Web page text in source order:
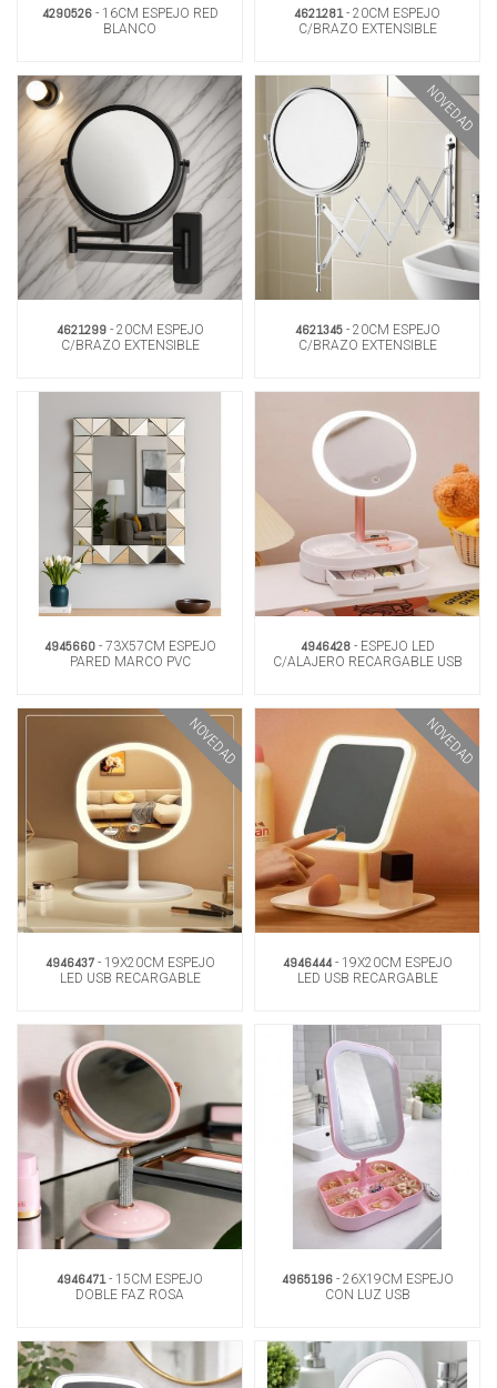
4290526- 16CM ESPEJO RED
BLANCO
4621281- 20CM ESPEJO
C/BRAZO EXTENSIBLE
4621299- 20CM ESPEJO
C/BRAZO EXTENSIBLE
NOVEDAD
4621345- 20CM ESPEJO
C/BRAZO EXTENSIBLE
4945660- 73X57CM ESPEJO
PARED MARCO PVC
4946428- ESPEJO LED
C/ALAJERO RECARGABLE USB
NOVEDAD
4946437- 19X20CM ESPEJO
LED USB RECARGABLE
NOVEDAD
4946444- 19X20CM ESPEJO
LED USB RECARGABLE
4946471- 15CM ESPEJO
DOBLE FAZ ROSA
4965196- 26X19CM ESPEJO
CON LUZ USB